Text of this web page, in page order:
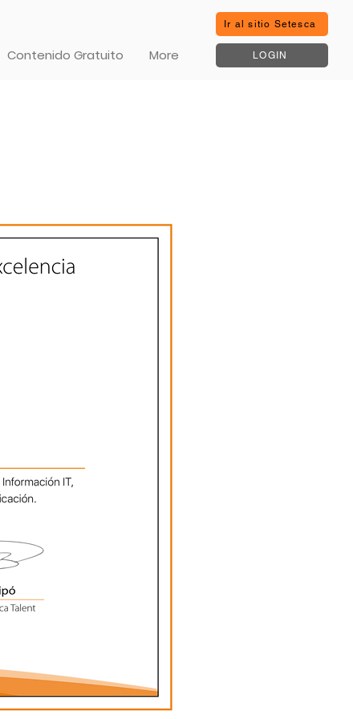
Contenido Gratuito More
Ir al sitio Setesca
LOGIN